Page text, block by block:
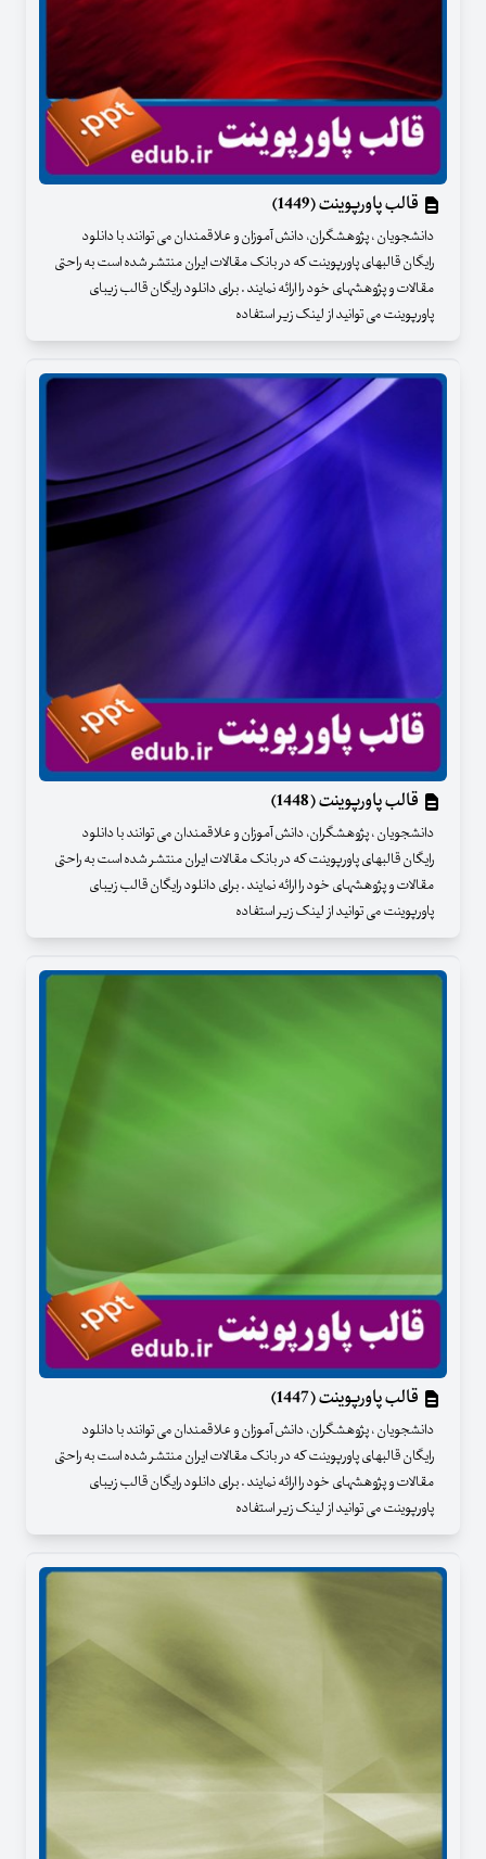
قالب پاورپوینت (1449)
دانشجویان ، پژوهشگران، دانش آموزان و علاقمندان می توانند با دانلود
رایگان قالبهای پاورپوینت که در بانک مقالات ایران منتشر شده است به راحتی
مقالات و پژوهشهای خود را ارائه نمایند . برای دانلود رایگان قالب زیبای
پاورپوینت می توانید از لینک زیر استفاده
قالب پاورپوینت (1448)
دانشجویان ، پژوهشگران، دانش آموزان و علاقمندان می توانند با دانلود
رایگان قالبهای پاورپوینت که در بانک مقالات ایران منتشر شده است به راحتی
مقالات و پژوهشهای خود را ارائه نمایند . برای دانلود رایگان قالب زیبای
پاورپوینت می توانید از لینک زیر استفاده
قالب پاورپوینت (1447)
دانشجویان ، پژوهشگران، دانش آموزان و علاقمندان می توانند با دانلود
رایگان قالبهای پاورپوینت که در بانک مقالات ایران منتشر شده است به راحتی
مقالات و پژوهشهای خود را ارائه نمایند . برای دانلود رایگان قالب زیبای
پاورپوینت می توانید از لینک زیر استفاده